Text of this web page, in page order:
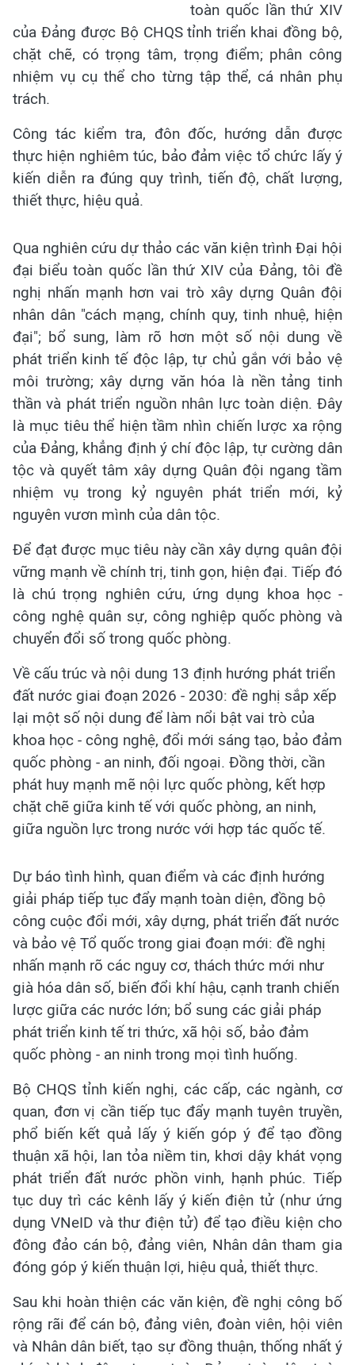
toàn quốc lần thứ XIV
của Đảng được Bộ CHQS tỉnh triển khai đồng bộ,
chặt chẽ, có trọng tâm, trọng điểm; phân công
nhiệm vụ cụ thể cho từng tập thể, cá nhân phụ
trách.
Công tác kiểm tra, đôn đốc, hướng dẫn được
thực hiện nghiêm túc, bảo đảm việc tổ chức lấy ý
kiến diễn ra đúng quy trình, tiến độ, chất lượng,
thiết thực, hiệu quả.
Qua nghiên cứu dự thảo các văn kiện trình Đại hội
đại biểu toàn quốc lần thứ XIV của Đảng, tôi đề
nghị nhấn mạnh hơn vai trò xây dựng Quân đội
nhân dân "cách mạng, chính quy, tinh nhuệ, hiện
đại"; bổ sung, làm rõ hơn một số nội dung về
phát triển kinh tế độc lập, tự chủ gắn với bảo vệ
môi trường; xây dựng văn hóa là nền tảng tinh
thần và phát triển nguồn nhân lực toàn diện. Đây
là mục tiêu thể hiện tầm nhìn chiến lược xa rộng
của Đảng, khẳng định ý chí độc lập, tự cường dân
tộc và quyết tâm xây dựng Quân đội ngang tầm
nhiệm vụ trong kỷ nguyên phát triển mới, kỷ
nguyên vươn mình của dân tộc.
Để đạt được mục tiêu này cần xây dựng quân đội
vững mạnh về chính trị, tinh gọn, hiện đại. Tiếp đó
là chú trọng nghiên cứu, ứng dụng khoa học -
công nghệ quân sự, công nghiệp quốc phòng và
chuyển đổi số trong quốc phòng.
Về cấu trúc và nội dung 13 định hướng phát triển
đất nước giai đoạn 2026 - 2030: đề nghị sắp xếp
lại một số nội dung để làm nổi bật vai trò của
khoa học - công nghệ, đổi mới sáng tạo, bảo đảm
quốc phòng - an ninh, đối ngoại. Đồng thời, cần
phát huy mạnh mẽ nội lực quốc phòng, kết hợp
chặt chẽ giữa kinh tế với quốc phòng, an ninh,
giữa nguồn lực trong nước với hợp tác quốc tế.
Dự báo tình hình, quan điểm và các định hướng
giải pháp tiếp tục đẩy mạnh toàn diện, đồng bộ
công cuộc đổi mới, xây dựng, phát triển đất nước
và bảo vệ Tổ quốc trong giai đoạn mới: đề nghị
nhấn mạnh rõ các nguy cơ, thách thức mới như
già hóa dân số, biến đổi khí hậu, cạnh tranh chiến
lược giữa các nước lớn; bổ sung các giải pháp
phát triển kinh tế tri thức, xã hội số, bảo đảm
quốc phòng - an ninh trong mọi tình huống.
Bộ CHQS tỉnh kiến nghị, các cấp, các ngành, cơ
quan, đơn vị cần tiếp tục đẩy mạnh tuyên truyền,
phổ biến kết quả lấy ý kiến góp ý để tạo đồng
thuận xã hội, lan tỏa niềm tin, khơi dậy khát vọng
phát triển đất nước phồn vinh, hạnh phúc. Tiếp
tục duy trì các kênh lấy ý kiến điện tử (như ứng
dụng VNeID và thư điện tử) để tạo điều kiện cho
đông đảo cán bộ, đảng viên, Nhân dân tham gia
đóng góp ý kiến thuận lợi, hiệu quả, thiết thực.
Sau khi hoàn thiện các văn kiện, đề nghị công bố
rộng rãi để cán bộ, đảng viên, đoàn viên, hội viên
và Nhân dân biết, tạo sự đồng thuận, thống nhất ý